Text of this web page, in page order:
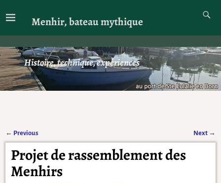
Menhir, bateau mythique
Histoire, technique, expériences
Navigation des articles
← Previous Next →
Projet de rassemblement des
Menhirs